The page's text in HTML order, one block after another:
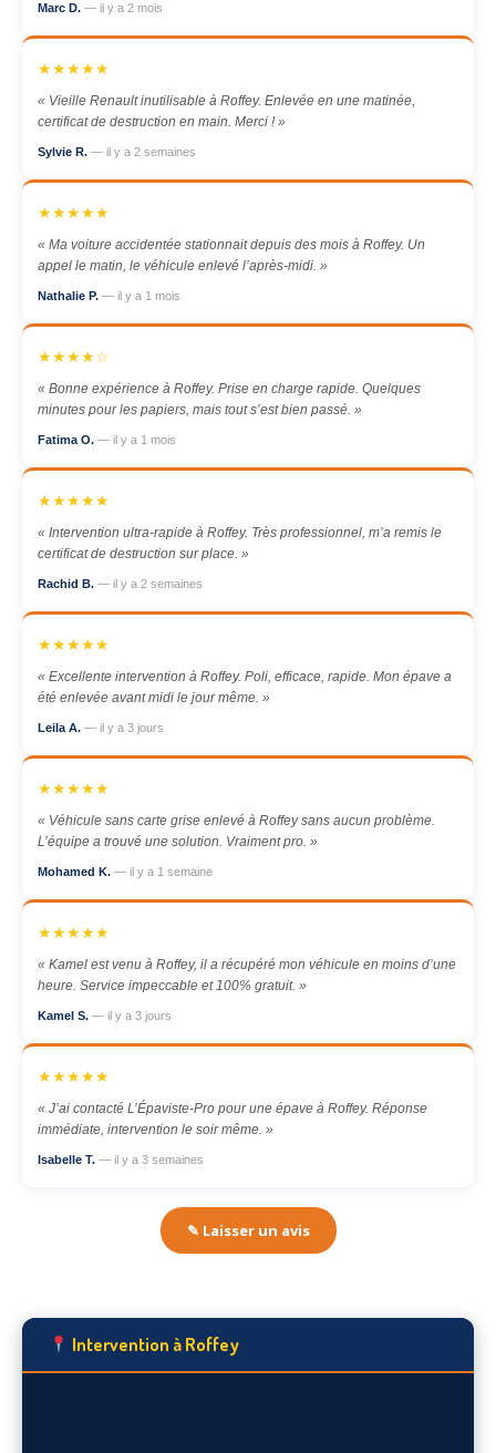
Marc D. — il y a 2 mois
★★★★★
« Vieille Renault inutilisable à Roffey. Enlevée en une matinée,
certificat de destruction en main. Merci ! »
Sylvie R. — il y a 2 semaines
★★★★★
« Ma voiture accidentée stationnait depuis des mois à Roffey. Un
appel le matin, le véhicule enlevé l’après-midi. »
Nathalie P. — il y a 1 mois
★★★★☆
« Bonne expérience à Roffey. Prise en charge rapide. Quelques
minutes pour les papiers, mais tout s’est bien passé. »
Fatima O. — il y a 1 mois
★★★★★
« Intervention ultra-rapide à Roffey. Très professionnel, m’a remis le
certificat de destruction sur place. »
Rachid B. — il y a 2 semaines
★★★★★
« Excellente intervention à Roffey. Poli, efficace, rapide. Mon épave a
été enlevée avant midi le jour même. »
Leila A. — il y a 3 jours
★★★★★
« Véhicule sans carte grise enlevé à Roffey sans aucun problème.
L’équipe a trouvé une solution. Vraiment pro. »
Mohamed K. — il y a 1 semaine
★★★★★
« Kamel est venu à Roffey, il a récupéré mon véhicule en moins d’une
heure. Service impeccable et 100% gratuit. »
Kamel S. — il y a 3 jours
★★★★★
« J’ai contacté L’Épaviste-Pro pour une épave à Roffey. Réponse
immédiate, intervention le soir même. »
Isabelle T. — il y a 3 semaines
✎ Laisser un avis
Intervention à Roffey